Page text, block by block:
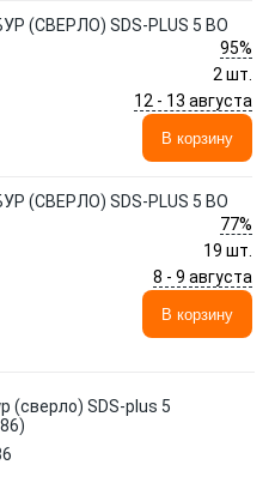
(СВЕРЛО) SDS-PLUS 5 BO
95%
2 шт.
12 - 13 августа
В корзину
(СВЕРЛО) SDS-PLUS 5 BO
77%
19 шт.
8 - 9 августа
В корзину
(сверло) SDS-plus 5